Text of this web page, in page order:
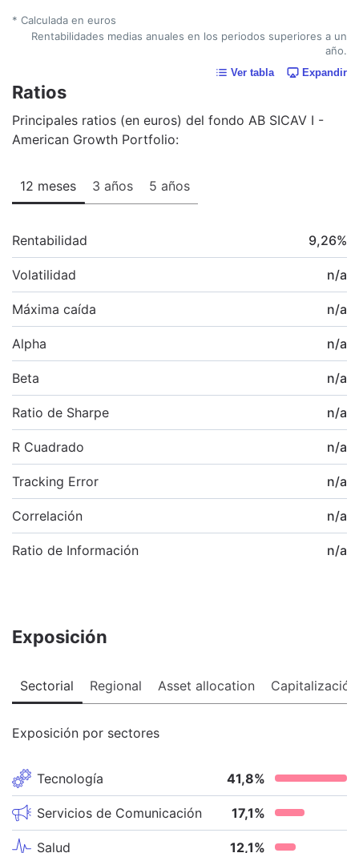
* Calculada en euros
Rentabilidades medias anuales en los periodos superiores a un
año.
Ver tabla Expandir
Ratios
Principales ratios (en euros) del fondo AB SICAV I -
American Growth Portfolio:
12 meses 3 años 5 años
Rentabilidad 9,26%
Volatilidad n/a
Máxima caída n/a
Alpha n/a
Beta n/a
Ratio de Sharpe n/a
R Cuadrado n/a
Tracking Error n/a
Correlación n/a
Ratio de Información n/a
Exposición
Sectorial Regional Asset allocation Capitalización
Exposición por sectores
Tecnología 41,8%
Servicios de Comunicación 17,1%
Salud 12,1%